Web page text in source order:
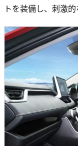
トを装備し、刺激